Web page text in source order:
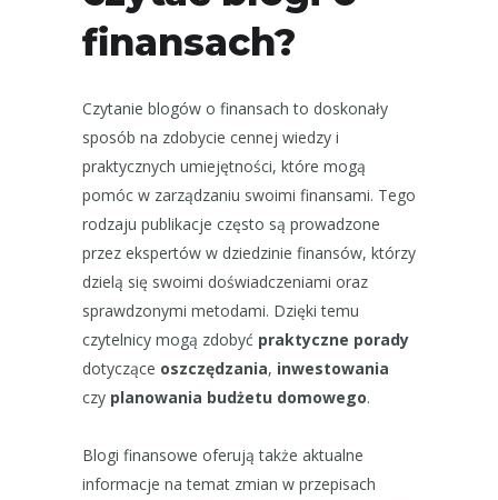
finansach?
Czytanie blogów o finansach to doskonały
sposób na zdobycie cennej wiedzy i
praktycznych umiejętności, które mogą
pomóc w zarządzaniu swoimi finansami. Tego
rodzaju publikacje często są prowadzone
przez ekspertów w dziedzinie finansów, którzy
dzielą się swoimi doświadczeniami oraz
sprawdzonymi metodami. Dzięki temu
czytelnicy mogą zdobyć praktyczne porady
dotyczące oszczędzania, inwestowania
czy planowania budżetu domowego.
Blogi finansowe oferują także aktualne
informacje na temat zmian w przepisach